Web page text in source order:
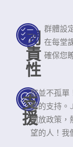
問
責
性
群體設
在每堂
確保您
支
援
您並不孤單
隊的支持。
開放政策，
望的人！我